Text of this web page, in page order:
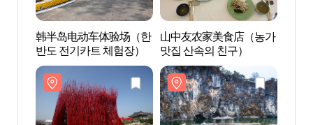
韩半岛电动车体验场（한
반도 전기카트 체험장）
山中友农家美食店（농가
맛집 산속의 친구）